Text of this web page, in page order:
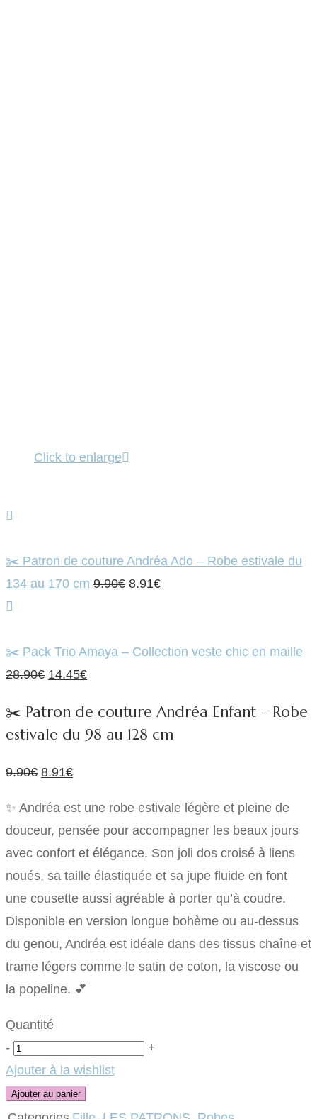
Click to enlarge
✂️ Patron de couture Andréa Ado – Robe estivale du
134 au 170 cm 9.90€ Le
était :
8.91€Le
est :
✂️ Pack Trio Amaya – Collection veste chic en maille
28.90€ Le
initial
était :
14.45€Le
actuel
est :
✂️ Patron de couture Andréa Enfant – Robe
estivale du 98 au 128 cm
9.90€ Le
initial
était :
9.90€.
8.91€Le
actuel
est :
8.91€.
✨ Andréa est une robe estivale légère et pleine de
douceur, pensée pour accompagner les beaux jours
avec confort et élégance. Son joli dos croisé à liens
noués, sa taille élastiquée et sa jupe fluide en font
une cousette aussi agréable à porter qu’à coudre.
Disponible en version longue bohème ou au-dessus
du genou, Andréa est idéale dans des tissus chaîne et
trame légers comme le satin de coton, la viscose ou
la popeline. 💕
Quantité
- Quantité
+
Ajouter à la wishlist
Ajouter au panier